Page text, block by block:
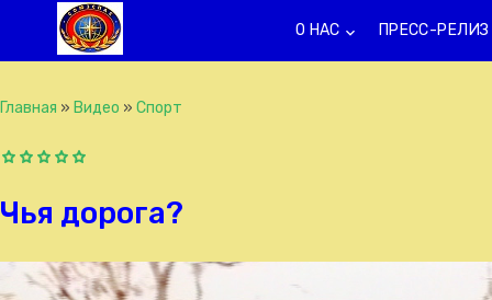
О НАС keyboard_arrow_down ПРЕСС-РЕЛИЗ
Главная » Видео » Спорт
Чья дорога?